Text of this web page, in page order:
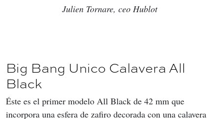
Julien Tornare, ceo Hublot
Big Bang Unico Calavera All
Black
Éste es el primer modelo All Black de 42 mm que
incorpora una esfera de zafiro decorada con una calavera